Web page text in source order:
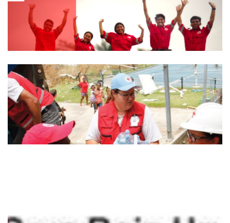
Estándares de Voluntariado – Herramienta
de Autoevaluación de las Capacidades de
Desarrollo del Voluntariado en las
Sociedades Nacionales